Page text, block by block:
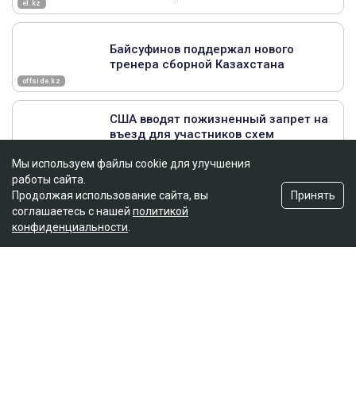
Мы используем файлы cookie для улучшения
работы сайта.
Продолжая использование сайта, вы
соглашаетесь с нашей политикой
конфиденциальности
Принять